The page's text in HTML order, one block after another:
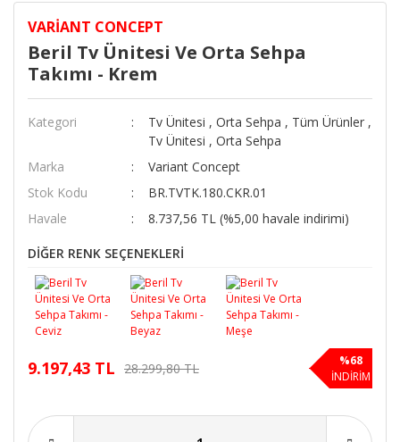
VARIANT CONCEPT
Beril Tv Ünitesi Ve Orta Sehpa
Takımı - Krem
Kategori Tv Ünitesi , Orta Sehpa , Tüm Ürünler ,
Tv Ünitesi , Orta Sehpa
Marka
Variant Concept
Stok Kodu
BR.TVTK.180.CKR.01
Havale
8.737,56 TL (%5,00 havale indirimi)
DİĞER RENK SEÇENEKLERİ
9.197,43 TL 28.299,80 TL
%68
İNDİRİM